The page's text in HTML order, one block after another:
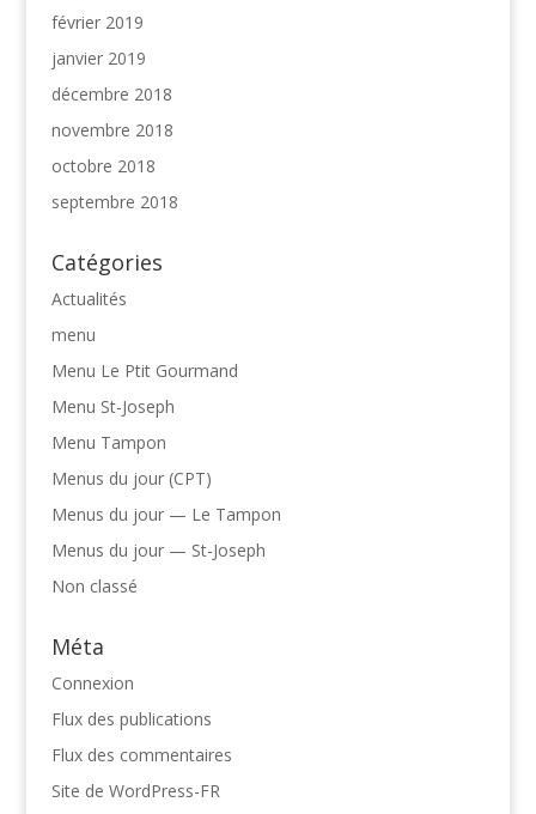
février 2019
janvier 2019
décembre 2018
novembre 2018
octobre 2018
septembre 2018
Catégories
Actualités
menu
Menu Le Ptit Gourmand
Menu St-Joseph
Menu Tampon
Menus du jour (CPT)
Menus du jour — Le Tampon
Menus du jour — St-Joseph
Non classé
Méta
Connexion
Flux des publications
Flux des commentaires
Site de WordPress-FR